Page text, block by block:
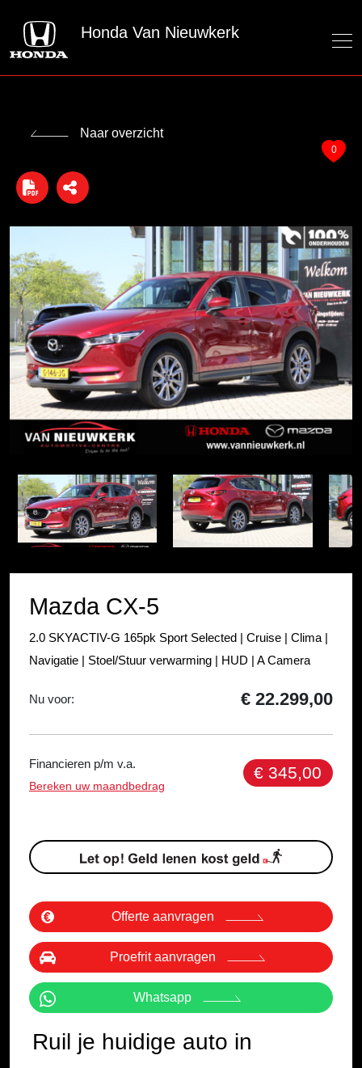
Honda Van Nieuwkerk
Naar overzicht
Item
of
49
Item
Mazda CX-5
2.0 SKYACTIV-G 165pk Sport Selected | Cruise | Clima |
Navigatie | Stoel/Stuur verwarming | HUD | A Camera
Nu voor: € 22.299,00
Financieren p/m v.a. € 345,00
Bereken uw maandbedrag
Offerte aanvragen
Proefrit aanvragen
Whatsapp
0